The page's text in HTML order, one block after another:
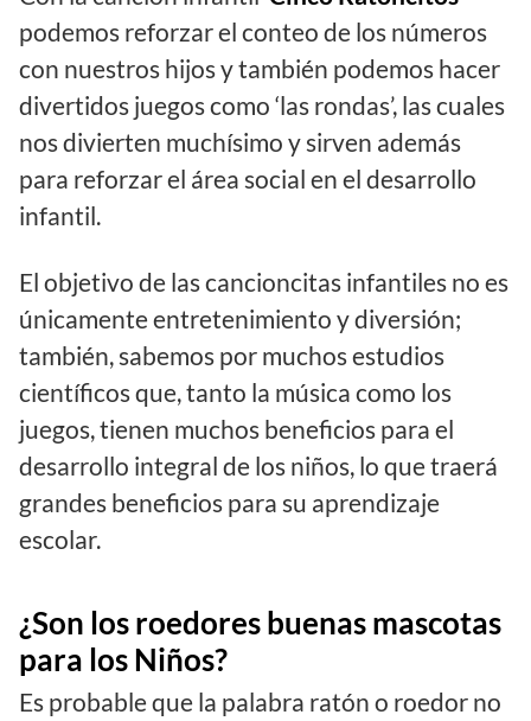
podemos reforzar el conteo de los números
con nuestros hijos y también podemos hacer
divertidos juegos como ‘las rondas’, las cuales
nos divierten muchísimo y sirven además
para reforzar el área social en el desarrollo
infantil.
El objetivo de las cancioncitas infantiles no es
únicamente entretenimiento y diversión;
también, sabemos por muchos estudios
científicos que, tanto la música como los
juegos, tienen muchos beneficios para el
desarrollo integral de los niños, lo que traerá
grandes beneficios para su aprendizaje
escolar.
¿Son los roedores buenas mascotas
para los Niños?
Es probable que la palabra ratón o roedor no